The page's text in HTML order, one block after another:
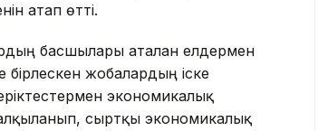
атап өтті.
басшылары аталған елдермен
жобалардың іске
экономикалық
сыртқы экономикалық